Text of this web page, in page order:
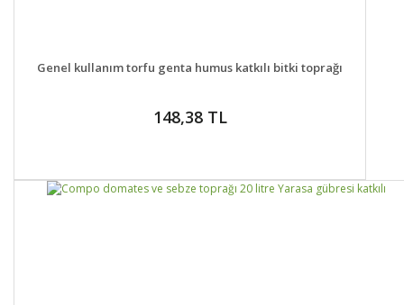
DETAYLAR SEPETE EKLE
Genel kullanım torfu genta humus katkılı bitki toprağı
148,38 TL